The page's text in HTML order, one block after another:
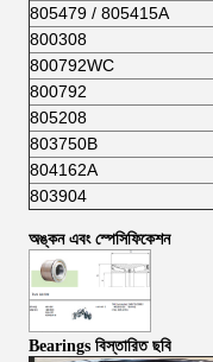
805479 / 805415A
800308
800792WC
800792
805208
803750B
804162A
803904
অঙ্কন এবং স্পেসিফিকেশন
Bearings বিস্তারিত ছবি